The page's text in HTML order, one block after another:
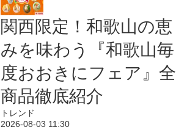
関西限定！和歌山の恵
みを味わう『和歌山毎
度おおきにフェア』全
商品徹底紹介
トレンド
2026-08-03 11:30